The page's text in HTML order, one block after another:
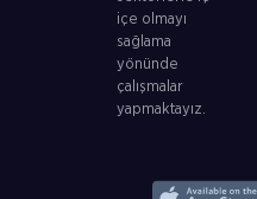
içe olmayı
sağlama
yönünde
çalışmalar
yapmaktayız.